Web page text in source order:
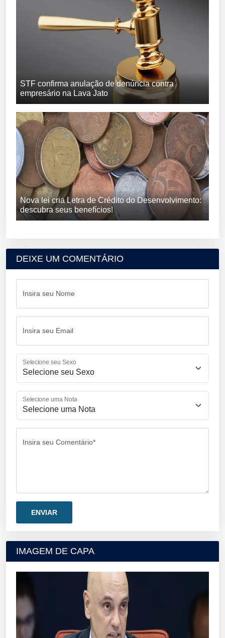
STF confirma anulação de denúncia contra
empresário na Lava Jato
Nova lei cria Letra de Crédito do Desenvolvimento:
descubra seus benefícios!
DEIXE UM COMENTÁRIO
Insira seu Nome
Insira seu Email
Selecione seu Sexo
Selecione uma Nota
Insira seu Comentário*
IMAGEM DE CAPA